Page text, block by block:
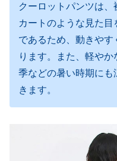
クーロットパンツは
カートのような見た
であるため、動きや
ります。また、軽や
季などの暑い時期に
きます。